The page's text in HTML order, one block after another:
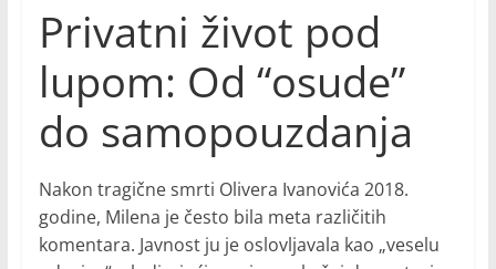
Privatni život pod
lupom: Od “osude”
do samopouzdanja
Nakon tragične smrti Olivera Ivanovića 2018.
godine, Milena je često bila meta različitih
komentara. Javnost ju je oslovljavala kao „veselu